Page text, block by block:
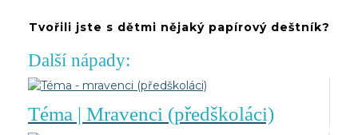
Tvořili jste s dětmi nějaký papírový deštník?
Další nápady:
Téma | Mravenci (předškoláci)